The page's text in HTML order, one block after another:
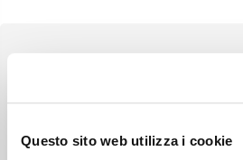
Questo sito web utilizza i cookie
Newsletter